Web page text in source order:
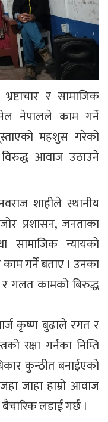
र सामाजिक
नेपालले काम गर्ने
महशुस गरेको
आवाज उठाउने
शाहीले स्थानीय
प्रशासन, जनताका
सामाजिक न्यायको
गर्ने बताए । उनका
र गलत कामको बिरुद्ध
कृष्ण बुढाले रगत र
रक्षा गर्नका निम्ति
कुन्ठीत बनाईएको
जाहा हाम्रो आवाज
लडाई गर्छ ।